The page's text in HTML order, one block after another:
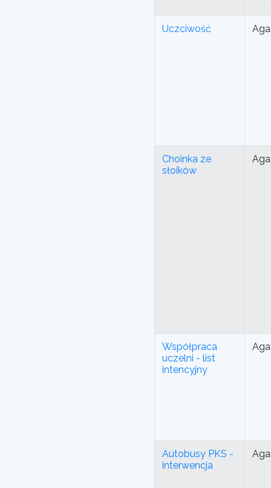
Uczciwość
Choinka ze
słoików
Współpraca
uczelni - list
intencyjny
Autobusy PKS -
interwencja